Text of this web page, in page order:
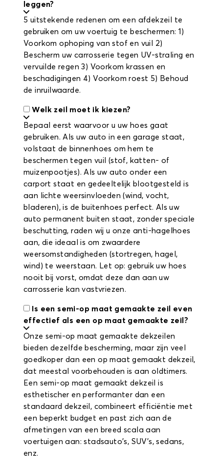
leggen?
5 uitstekende redenen om een afdekzeil te
gebruiken om uw voertuig te beschermen: 1)
Voorkom ophoping van stof en vuil 2)
Bescherm uw carrosserie tegen UV-straling en
vervuilde regen 3) Voorkom krassen en
beschadigingen 4) Voorkom roest 5) Behoud
de inruilwaarde.
Welk zeil moet ik kiezen?
Bepaal eerst waarvoor u uw hoes gaat
gebruiken. Als uw auto in een garage staat,
volstaat de binnenhoes om hem te
beschermen tegen vuil (stof, katten- of
muizenpootjes). Als uw auto onder een
carport staat en gedeeltelijk blootgesteld is
aan lichte weersinvloeden (wind, vocht,
bladeren), is de buitenhoes perfect. Als uw
auto permanent buiten staat, zonder speciale
beschutting, raden wij u onze anti-hagelhoes
aan, die ideaal is om zwaardere
weersomstandigheden (stortregen, hagel,
wind) te weerstaan. Let op: gebruik uw hoes
nooit bij vorst, omdat deze dan aan uw
carrosserie kan vastvriezen.
Is een semi-op maat gemaakte zeil even
effectief als een op maat gemaakte zeil?
Onze semi-op maat gemaakte dekzeilen
bieden dezelfde bescherming, maar zijn veel
goedkoper dan een op maat gemaakt dekzeil,
dat meestal voorbehouden is aan oldtimers.
Een semi-op maat gemaakt dekzeil is
esthetischer en performanter dan een
standaard dekzeil, combineert efficiëntie met
een beperkt budget en past zich aan de
afmetingen van een breed scala aan
voertuigen aan: stadsauto's, SUV's, sedans,
enz.